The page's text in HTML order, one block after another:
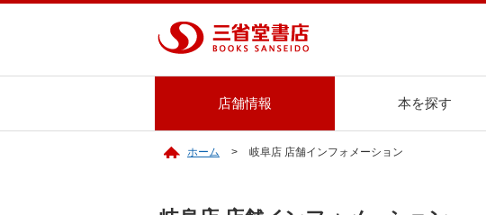
店舗情報 本を探す
ホーム 岐阜店 店舗インフォメーション